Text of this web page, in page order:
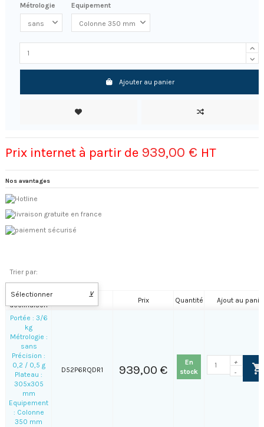
Métrologie Equipement
Ajouter au panier
Prix internet à partir de 939,00 € HT
Nos avantages
Trier par:
Sélectionner ⊻
Nom de la
déclinaison
Prix Quantité Ajout au
Portée : 3/6
kg
Métrologie :
sans
Précision :
0,2 / 0,5 g
Plateau :
305x305
mm
Equipement
: Colonne
350 mm
D52P6RQDR1 939,00 €
En
stock
+
-